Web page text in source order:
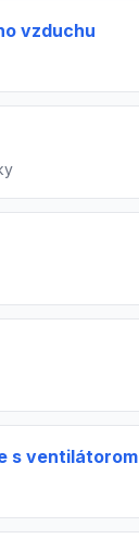
vzduchu
s ventilátorom